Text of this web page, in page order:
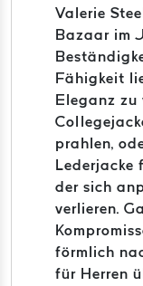
Valerie
Bazaar im
Fähigkeit
Eleganz zu
prahlen,
Lederjacke
der sich
verlieren.
förmlich
für Herren